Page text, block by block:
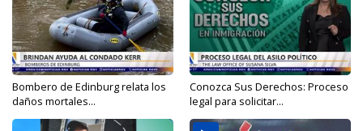
Bombero de Edinburg relata los
daños mortales...
Conozca Sus Derechos: Proceso
legal para solicitar...